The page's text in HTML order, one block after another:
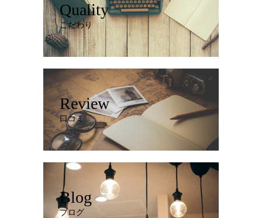
Quality
こだわり
Review
口コミ
Blog
ブログ